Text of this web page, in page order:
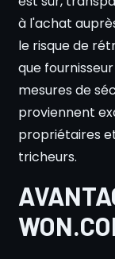
à l'achat
le risque de
que
mesures de
proviennent
propriétaires
tricheurs.